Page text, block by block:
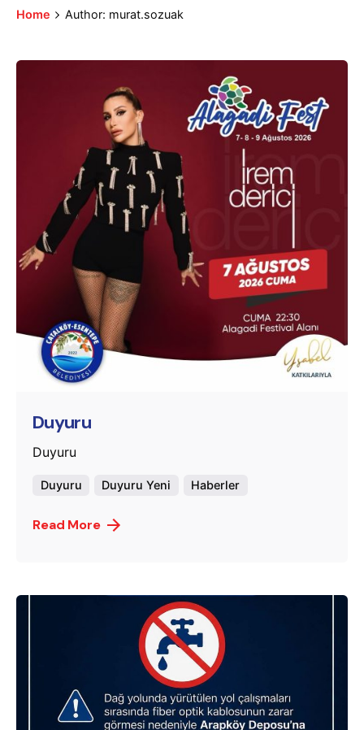
Home Author: murat.sozuak
Posted by
murat.sozuak
Duyuru
Duyuru
Duyuru Duyuru Yeni Haberler
Read More